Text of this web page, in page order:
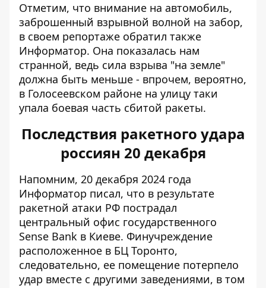
Отметим, что внимание на автомобиль,
заброшенный взрывной волной на забор,
в своем репортаже обратил также
Информатор. Она показалась нам
странной, ведь сила взрыва "на земле"
должна быть меньше - впрочем, вероятно,
в Голосеевском районе на улицу таки
упала боевая часть сбитой ракеты.
Последствия ракетного удара
россиян 20 декабря
Напомним, 20 декабря 2024 года
Информатор писал, что в результате
ракетной атаки РФ пострадал
центральный офис государственного
Sense Bank в Киеве. Финучреждение
расположенное в БЦ Торонто,
следовательно, ее помещение потерпело
удар вместе с другими заведениями, в том